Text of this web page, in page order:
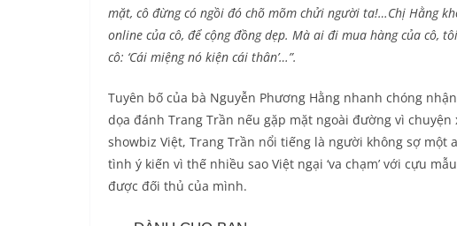
mặt, cô đừng có ngồi đó chõ mõm chửi người ta!…Chị Hằng
online của cô, để cộng đồng dẹp. Mà ai đi mua hàng của cô,
cô: ‘Cái miệng nó kiện cái thân’…”.
Tuyên bố của bà Nguyễn Phương Hằng nhanh chóng
dọa đánh Trang Trần nếu gặp mặt ngoài đường vì
showbiz Việt, Trang Trần nổi tiếng là người không sợ
tình ý kiến vì thế nhiều sao Việt ngại ‘va chạm’ với cựu
được đối thủ của mình.